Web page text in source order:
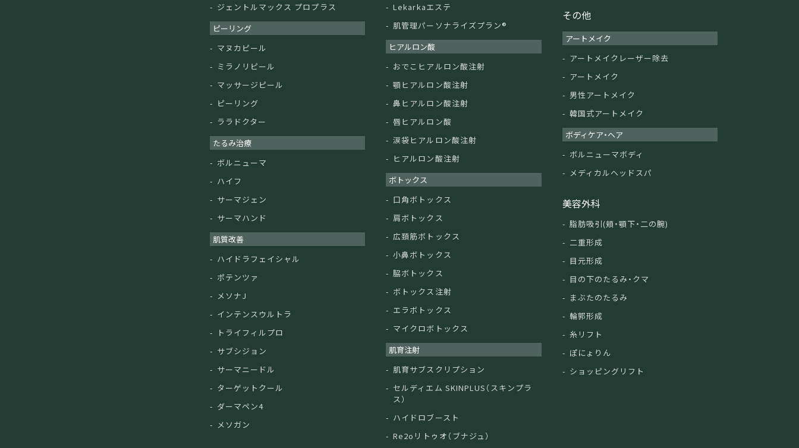
ジェントルマックス プロプラス
ピーリング
マヌカピール
ミラノリピール
マッサージピール
ピーリング
ララドクター
たるみ治療
ボルニューマ
ハイフ
サーマジェン
サーマハンド
肌質改善
ハイドラフェイシャル
ポテンツァ
メソナJ
インテンスウルトラ
トライフィルプロ
サブシジョン
サーマニードル
ターゲットクール
ダーマペン4
メソガン
Lekarkaエステ
肌管理パーソナライズプラン®︎
ヒアルロン酸
おでこヒアルロン酸注射
顎ヒアルロン酸注射
鼻ヒアルロン酸注射
唇ヒアルロン酸
涙袋ヒアルロン酸注射
ヒアルロン酸注射
ボトックス
口角ボトックス
肩ボトックス
広頚筋ボトックス
小鼻ボトックス
脇ボトックス
ボトックス注射
エラボトックス
マイクロボトックス
肌育注射
肌育サブスクリプション
セルディエム SKINPLUS（スキンプラ
ス）
ハイドロブースト
Re2oリトゥオ（ブナジュ）
その他
アートメイク
アートメイクレーザー除去
アートメイク
男性アートメイク
韓国式アートメイク
ボディケア・ヘア
ボルニューマボディ
メディカルヘッドスパ
美容外科
脂肪吸引(頬・顎下・二の腕)
二重形成
目元形成
目の下のたるみ・クマ
まぶたのたるみ
輪郭形成
糸リフト
ぽにょりん
ショッピングリフト